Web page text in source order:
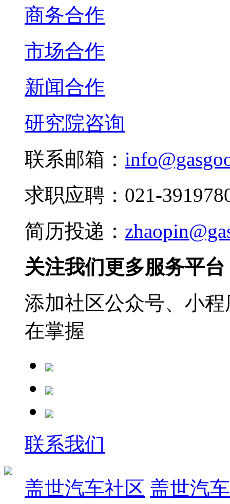
商务合作
市场合作
新闻合作
研究院咨询
联系邮箱：
求职应聘：021-
简历投递：
关注我们更多服务平台
添加社区公众号、小
在掌握
联系我们
盖世汽车社区 盖世汽